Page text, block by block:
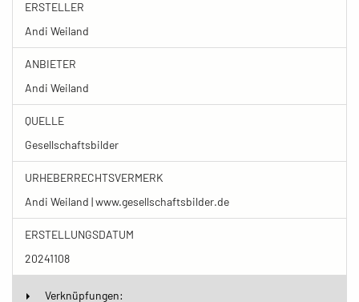
ERSTELLER
Andi Weiland
ANBIETER
Andi Weiland
QUELLE
Gesellschaftsbilder
URHEBERRECHTSVERMERK
Andi Weiland | www.gesellschaftsbilder.de
ERSTELLUNGSDATUM
20241108
Verknüpfungen: